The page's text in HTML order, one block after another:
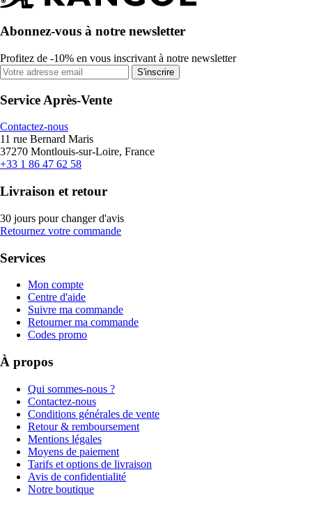
Abonnez-vous à notre newsletter
Profitez de -10% en vous inscrivant à notre newsletter
S'inscrire
Service Après-Vente
Contactez-nous
11 rue Bernard Maris
37270 Montlouis-sur-Loire, France
+33 1 86 47 62 58
Livraison et retour
30 jours pour changer d'avis
Retournez votre commande
Services
Mon compte
Centre d'aide
Suivre ma commande
Retourner ma commande
Codes promo
À propos
Qui sommes-nous ?
Contactez-nous
Conditions générales de vente
Retour & remboursement
Mentions légales
Moyens de paiement
Tarifs et options de livraison
Avis de confidentialité
Notre boutique